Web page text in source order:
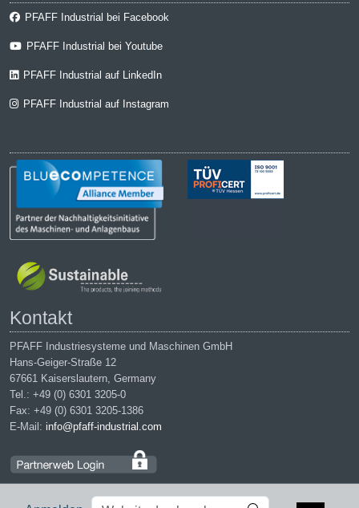
Website
Erweiterte
PFAFF Industrial bei Facebook
PFAFF Industrial bei Youtube
PFAFF Industrial auf LinkedIn
PFAFF Industrial auf Instagram
Kontakt
PFAFF Industriesysteme und Maschinen GmbH
Hans-Geiger-Straße 12
67661 Kaiserslautern, Germany
Tel.: +49 (0) 6301 3205-0
Fax: +49 (0) 6301 3205-1386
E-Mail: info@pfaff-industrial.com